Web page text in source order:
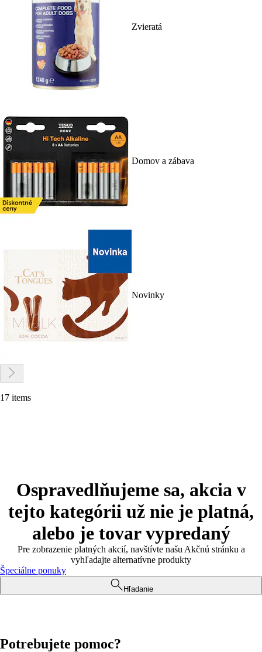
Zvieratá
Domov a zábava
Novinky
17 items
Ospravedlňujeme sa, akcia v
tejto kategórii už nie je platná,
alebo je tovar vypredaný
Pre zobrazenie platných akcií, navštívte našu Akčnú stránku a
vyhľadajte alternatívne produkty
Špeciálne ponuky
Hľadanie
Potrebujete pomoc?